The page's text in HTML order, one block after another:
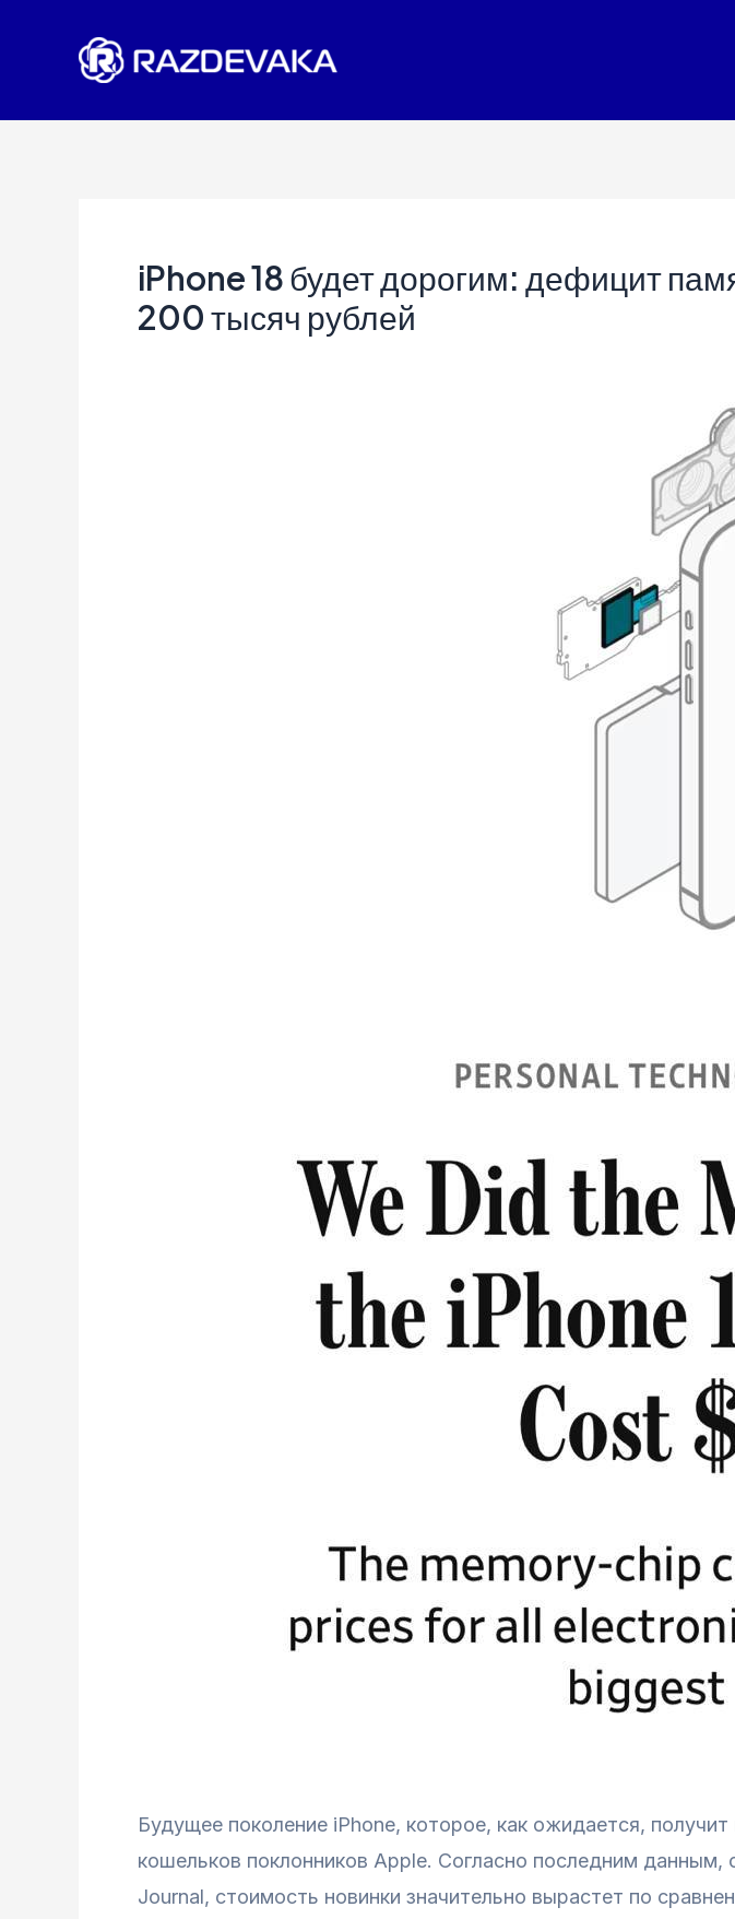
содержимому
iPhone 18 будет дорогим: дефицит
200 тысяч рублей
Будущее поколение iPhone, которое, как ожидается,
кошельков поклонников Apple. Согласно последним
Journal, стоимость новинки значительно вырастет по